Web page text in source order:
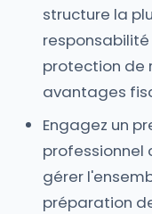
structure la
protection de
avantages
Engagez un
professionnel
gérer
préparation